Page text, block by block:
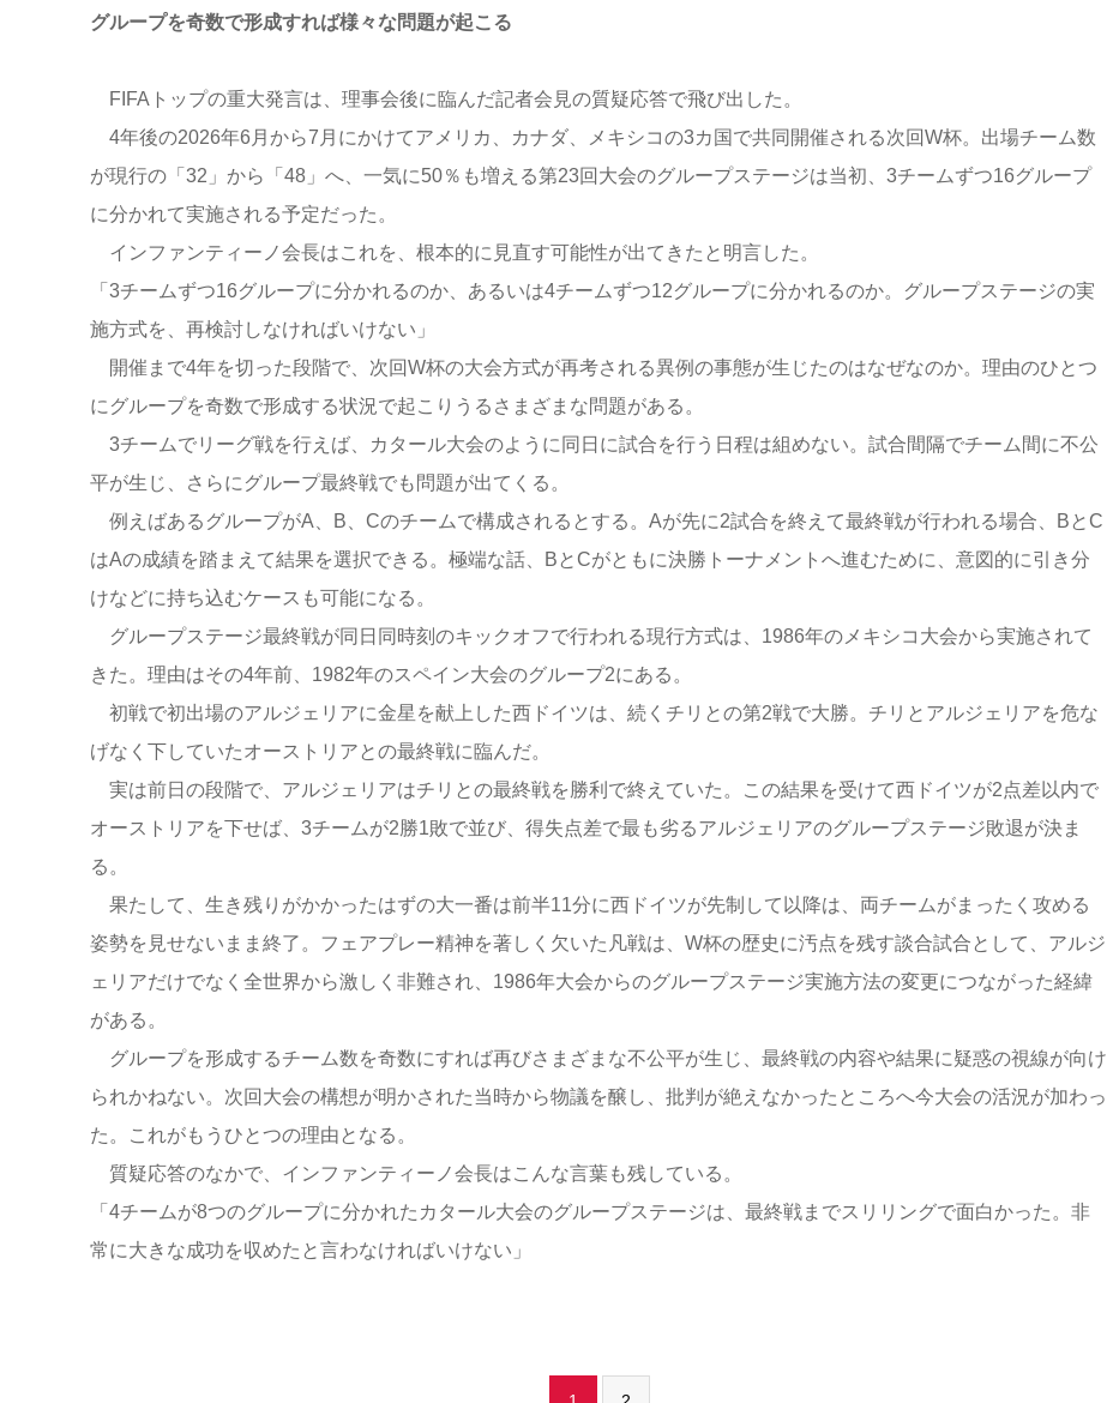
グループを奇数で形成すれば様々な問題が起こる
FIFAトップの重大発言は、理事会後に臨んだ記者会見の質疑応答で飛び出した。
4年後の2026年6月から7月にかけてアメリカ、カナダ、メキシコの3カ国で共同開催される次回W杯。出場チーム数
が現行の「32」から「48」へ、一気に50％も増える第23回大会のグループステージは当初、3チームずつ16グループ
に分かれて実施される予定だった。
インファンティーノ会長はこれを、根本的に見直す可能性が出てきたと明言した。
「3チームずつ16グループに分かれるのか、あるいは4チームずつ12グループに分かれるのか。グループステージの実
施方式を、再検討しなければいけない」
開催まで4年を切った段階で、次回W杯の大会方式が再考される異例の事態が生じたのはなぜなのか。理由のひとつ
にグループを奇数で形成する状況で起こりうるさまざまな問題がある。
3チームでリーグ戦を行えば、カタール大会のように同日に試合を行う日程は組めない。試合間隔でチーム間に不公
平が生じ、さらにグループ最終戦でも問題が出てくる。
例えばあるグループがA、B、Cのチームで構成されるとする。Aが先に2試合を終えて最終戦が行われる場合、BとC
はAの成績を踏まえて結果を選択できる。極端な話、BとCがともに決勝トーナメントへ進むために、意図的に引き分
けなどに持ち込むケースも可能になる。
グループステージ最終戦が同日同時刻のキックオフで行われる現行方式は、1986年のメキシコ大会から実施されて
きた。理由はその4年前、1982年のスペイン大会のグループ2にある。
初戦で初出場のアルジェリアに金星を献上した西ドイツは、続くチリとの第2戦で大勝。チリとアルジェリアを危な
げなく下していたオーストリアとの最終戦に臨んだ。
実は前日の段階で、アルジェリアはチリとの最終戦を勝利で終えていた。この結果を受けて西ドイツが2点差以内で
オーストリアを下せば、3チームが2勝1敗で並び、得失点差で最も劣るアルジェリアのグループステージ敗退が決ま
る。
果たして、生き残りがかかったはずの大一番は前半11分に西ドイツが先制して以降は、両チームがまったく攻める
姿勢を見せないまま終了。フェアプレー精神を著しく欠いた凡戦は、W杯の歴史に汚点を残す談合試合として、アルジ
ェリアだけでなく全世界から激しく非難され、1986年大会からのグループステージ実施方法の変更につながった経緯
がある。
グループを形成するチーム数を奇数にすれば再びさまざまな不公平が生じ、最終戦の内容や結果に疑惑の視線が向け
られかねない。次回大会の構想が明かされた当時から物議を醸し、批判が絶えなかったところへ今大会の活況が加わっ
た。これがもうひとつの理由となる。
質疑応答のなかで、インファンティーノ会長はこんな言葉も残している。
「4チームが8つのグループに分かれたカタール大会のグループステージは、最終戦までスリリングで面白かった。非
常に大きな成功を収めたと言わなければいけない」